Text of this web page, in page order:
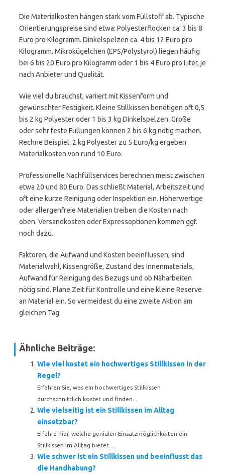
Die Materialkosten hängen stark vom Füllstoff ab. Typische
Orientierungspreise sind etwa: Polyesterflocken ca. 3 bis 8
Euro pro Kilogramm. Dinkelspelzen ca. 4 bis 12 Euro pro
Kilogramm. Mikrokügelchen (EPS/Polystyrol) liegen häufig
bei 6 bis 20 Euro pro Kilogramm oder 1 bis 4 Euro pro Liter, je
nach Anbieter und Qualität.
Wie viel du brauchst, variiert mit Kissenform und
gewünschter Festigkeit. Kleine Stillkissen benötigen oft 0,5
bis 2 kg Polyester oder 1 bis 3 kg Dinkelspelzen. Große
oder sehr feste Füllungen können 2 bis 6 kg nötig machen.
Rechne Beispiel: 2 kg Polyester zu 5 Euro/kg ergeben
Materialkosten von rund 10 Euro.
Professionelle Nachfüllservices berechnen meist zwischen
etwa 20 und 80 Euro. Das schließt Material, Arbeitszeit und
oft eine kurze Reinigung oder Inspektion ein. Höherwertige
oder allergenfreie Materialien treiben die Kosten nach
oben. Versandkosten oder Expressoptionen kommen ggf.
noch dazu.
Faktoren, die Aufwand und Kosten beeinflussen, sind
Materialwahl, Kissengröße, Zustand des Innenmaterials,
Aufwand für Reinigung des Bezugs und ob Näharbeiten
nötig sind. Plane Zeit für Kontrolle und eine kleine Reserve
an Material ein. So vermeidest du eine zweite Aktion am
gleichen Tag.
Ähnliche Beiträge:
Wie viel kostet ein hochwertiges Stillkissen in der
Regel?
Erfahren Sie, was ein hochwertiges Stillkissen
durchschnittlich kostet und finden...
Wie vielseitig ist ein Stillkissen im Alltag
einsetzbar?
Erfahre hier, welche genialen Einsatzmöglichkeiten ein
Stillkissen im Alltag bietet....
Wie schwer ist ein Stillkissen und beeinflusst das
die Handhabung?